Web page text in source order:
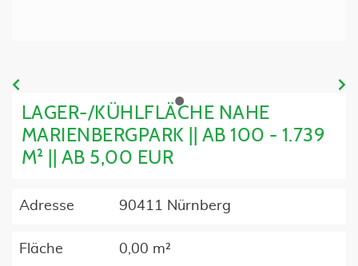
•
LAGER-/KÜHLFLÄCHE NAHE
MARIENBERGPARK || AB 100 - 1.739
M² || AB 5,00 EUR
Adresse 90411 Nürnberg
Fläche 0,00 m²